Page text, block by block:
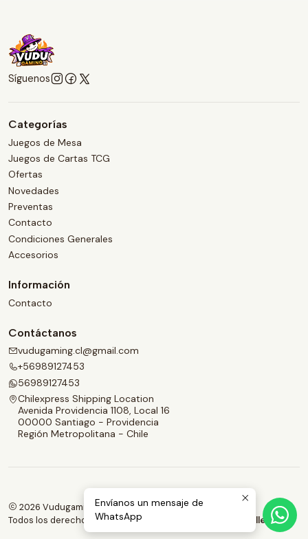
Síguenos
Categorías
Juegos de Mesa
Juegos de Cartas TCG
Ofertas
Novedades
Preventas
Contacto
Condiciones Generales
Accesorios
Información
Contacto
Contáctanos
vudugaming.cl@gmail.com
+56989127453
56989127453
Chilexpress Shipping Location
Avenida Providencia 1108, Local 16
00000 Santiago - Providencia
Región Metropolitana - Chile
2026 Vudugaming.
Todos los derechos reservados.
Desarrollado por Jumpseller
Envíanos un mensaje de
WhatsApp